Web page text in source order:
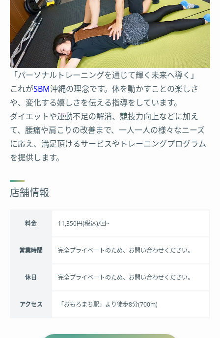
「パーソナルトレーニングを通じて輝く未来へ導く」
これがSBM沖縄の理念です。体を動かすことの楽しさ
や、変化する嬉しさを伝える指導をしています。
ダイエットや運動不足の解消、競技力向上などに加え
て、腰痛や肩こりの改善まで、一人一人の様々なニーズ
に応え、満足頂けるサービスやトレーニングプログラム
を提供します。
店舗情報
料金 11,350円(税込)/回~
営業時間 完全プライベートのため、お問い合わせください。
休日 完全プライベートのため、お問い合わせください。
アクセス 「おもろまち駅」より徒歩8分(700m)